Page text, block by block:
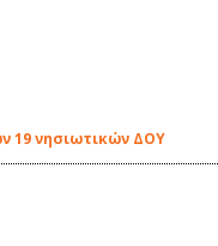
19 νησιωτικών ΔΟΥ